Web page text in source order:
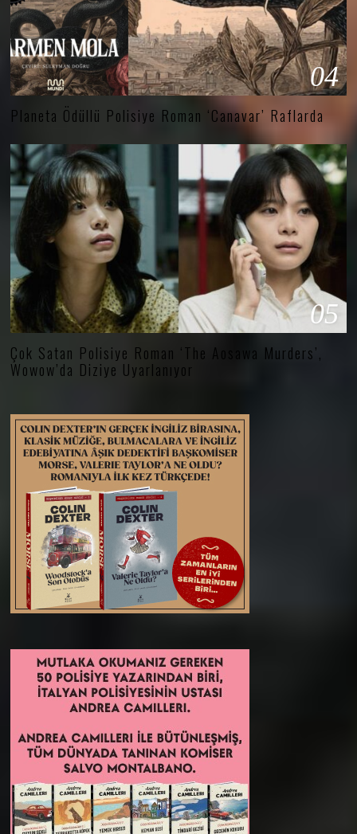
04
Planeta Ödüllü Polisiye Roman ‘Canavar’ Raflarda
05
Çok Satan Polisiye Roman ‘The Aosawa Murders’,
Wowow’da Diziye Uyarlanıyor